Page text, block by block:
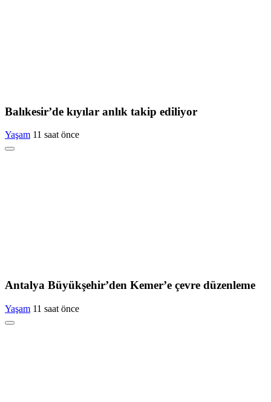
Balıkesir’de kıyılar anlık takip ediliyor
Yaşam 11 saat önce
Antalya Büyükşehir’den Kemer’e çevre düzenleme
Yaşam 11 saat önce